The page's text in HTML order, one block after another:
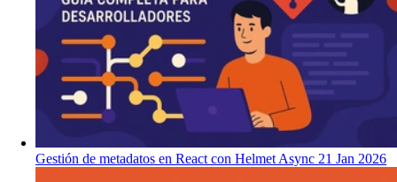
Gestión de metadatos en React con Helmet Async 21 Jan 2026